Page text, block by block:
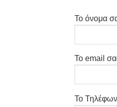
Το όνομα
Το email
Το